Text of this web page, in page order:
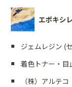
エポキシ
ジェムレジン (
着色トナー・目
（株）アルテコ